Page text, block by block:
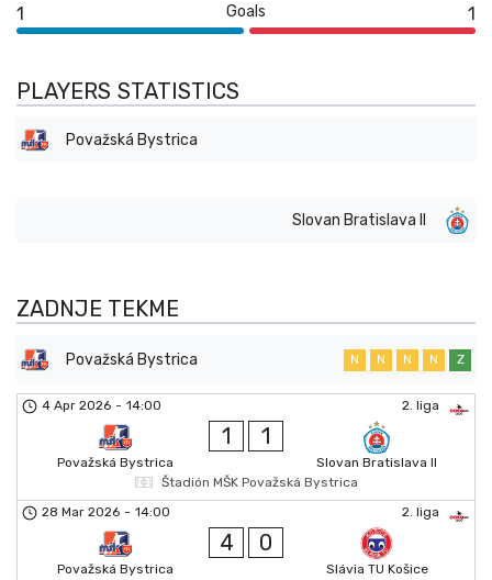
1 Goals 1
PLAYERS STATISTICS
Považská Bystrica
Slovan Bratislava II
ZADNJE TEKME
Považská Bystrica N N N N Z
2. liga
4 Apr 2026 - 14:00
Považská Bystrica
1 1
Slovan Bratislava II
Štadión MŠK Považská Bystrica
2. liga
28 Mar 2026 - 14:00
Považská Bystrica
4 0
Slávia TU Košice